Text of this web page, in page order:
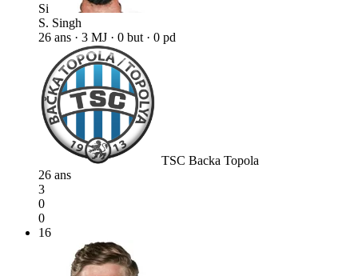
Si
S. Singh
26 ans · 3 MJ · 0 but · 0 pd
TSC Backa Topola
26 ans
3
0
0
16